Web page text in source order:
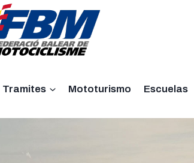
Tramites Mototurismo Escuelas